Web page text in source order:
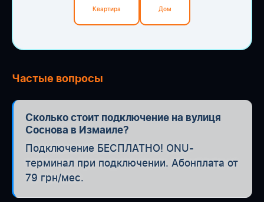
Квартира Дом
Частые вопросы
Сколько стоит подключение на вулиця
Соснова в Измаиле?
Подключение БЕСПЛАТНО! ONU-
терминал при подключении. Абонплата от
79 грн/мес.